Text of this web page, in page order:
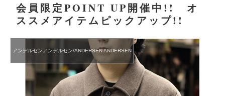
会員限定POINT UP開催中!! オ
ススメアイテムピックアップ!!
アンデルセンアンデルセン/ANDERSEN ANDERSEN